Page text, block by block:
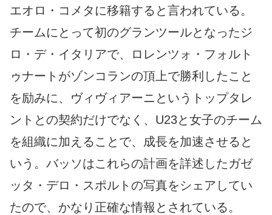
エオロ・コメタに移籍すると言われている。
チームにとって初のグランツールとなったジ
ロ・デ・イタリアで、ロレンツォ・フォルト
ゥナートがゾンコランの頂上で勝利したこと
を励みに、ヴィヴィアーニというトップタレ
ントとの契約だけでなく、U23と女子のチーム
を組織に加えることで、成長を加速させると
いう。バッソはこれらの計画を詳述したガゼ
ッタ・デロ・スポルトの写真をシェアしてい
たので、かなり正確な情報とされている。